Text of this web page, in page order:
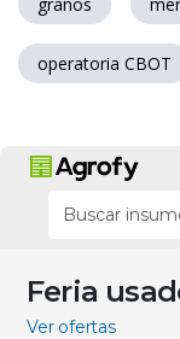
operatoria CBOT
Feria
Ver ofertas